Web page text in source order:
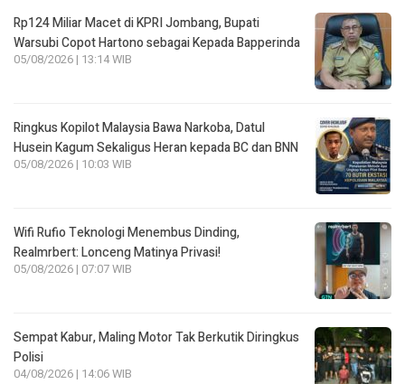
Rp124 Miliar Macet di KPRI Jombang, Bupati
Warsubi Copot Hartono sebagai Kepada Bapperinda
05/08/2026 | 13:14 WIB
Ringkus Kopilot Malaysia Bawa Narkoba, Datul
Husein Kagum Sekaligus Heran kepada BC dan BNN
05/08/2026 | 10:03 WIB
Wifi Rufio Teknologi Menembus Dinding,
Realmrbert: Lonceng Matinya Privasi!
05/08/2026 | 07:07 WIB
Sempat Kabur, Maling Motor Tak Berkutik Diringkus
Polisi
04/08/2026 | 14:06 WIB